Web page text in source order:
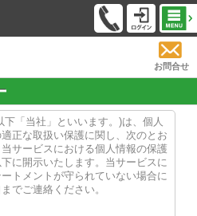
お問合せ
下「当社」といいます。)は、個人
正な取扱い保護に関し、次のとお
サービスにおける個人情報の保護
に開示いたします。当サービスに
トメントが守られていない場合に
でご連絡ください。